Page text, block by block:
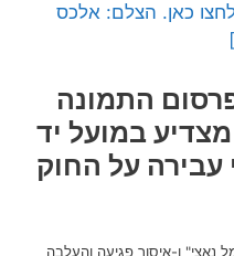
לחצו כאן. הצלם: אלכס
התמונה
במועל יד
עבירה על החוק
נאצי" ו-איסור פגיעה והעלבה